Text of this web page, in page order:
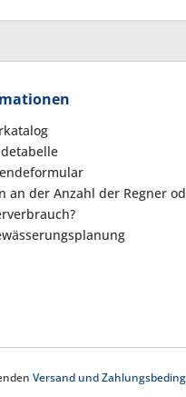
an der Anzahl der Regner
Versand und